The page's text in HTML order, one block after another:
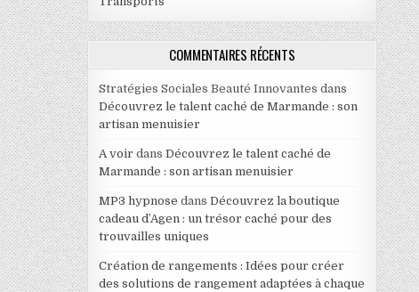
COMMENTAIRES RÉCENTS
Stratégies Sociales Beauté Innovantes dans
Découvrez le talent caché de Marmande : son
artisan menuisier
A voir dans Découvrez le talent caché de
Marmande : son artisan menuisier
MP3 hypnose dans Découvrez la boutique
cadeau d’Agen : un trésor caché pour des
trouvailles uniques
Création de rangements : Idées pour créer
des solutions de rangement adaptées à chaque